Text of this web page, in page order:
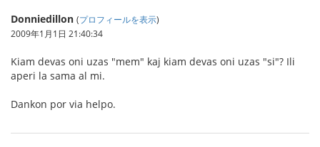
Donniedillon (プロフィールを表示)
2009年1月1日 21:40:34
Kiam devas oni uzas "mem" kaj kiam devas oni uzas "si"? Ili
aperi la sama al mi.
Dankon por via helpo.